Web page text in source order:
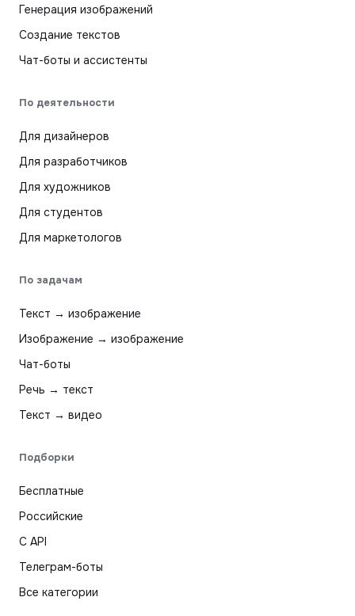
Генерация изображений
Создание текстов
Чат-боты и ассистенты
По деятельности
Для дизайнеров
Для разработчиков
Для художников
Для студентов
Для маркетологов
По задачам
Текст → изображение
Изображение → изображение
Чат-боты
Речь → текст
Текст → видео
Подборки
Бесплатные
Российские
С API
Телеграм-боты
Все категории